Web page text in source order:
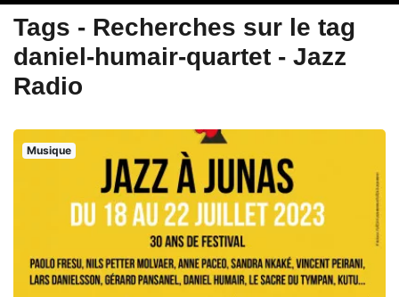
Tags - Recherches sur le tag
daniel-humair-quartet - Jazz
Radio
Musique